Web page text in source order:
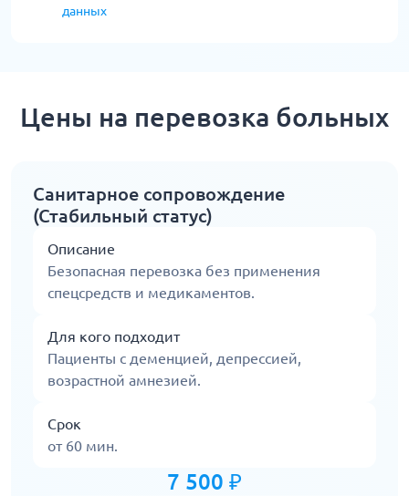
данных
Цены на перевозка больных
Санитарное сопровождение
(Стабильный статус)
Описание
Безопасная перевозка без применения
спецсредств и медикаментов.
Для кого подходит
Пациенты с деменцией, депрессией,
возрастной амнезией.
Срок
от 60 мин.
7 500 ₽